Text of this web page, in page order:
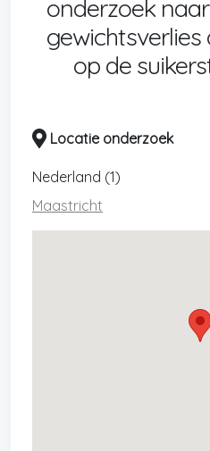
onderzoek
op de
Locatie onderzoek
Nederland (1)
Maastricht